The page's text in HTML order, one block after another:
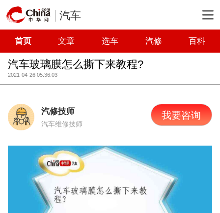
汽车
首页 文章 选车 汽修 百科
汽车玻璃膜怎么撕下来教程?
2021-04-26 05:36:03
汽修技师
汽车维修技师
我要咨询